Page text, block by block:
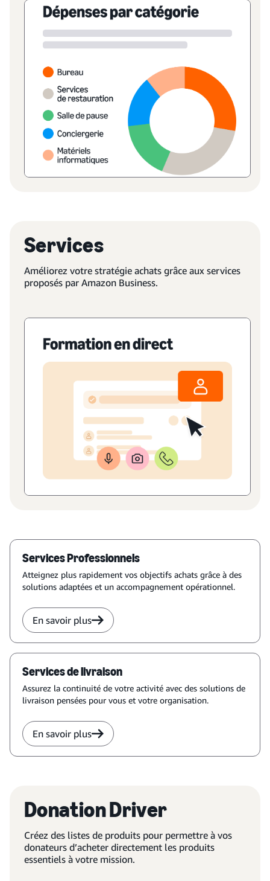
Services
Améliorez votre stratégie achats grâce aux services
proposés par Amazon Business.
Services Professionnels
Atteignez plus rapidement vos objectifs achats grâce à des
solutions adaptées et un accompagnement opérationnel.
En savoir plus
Services de livraison
Assurez la continuité de votre activité avec des solutions de
livraison pensées pour vous et votre organisation.
En savoir plus
Donation Driver
Créez des listes de produits pour permettre à vos
donateurs d’acheter directement les produits
essentiels à votre mission.